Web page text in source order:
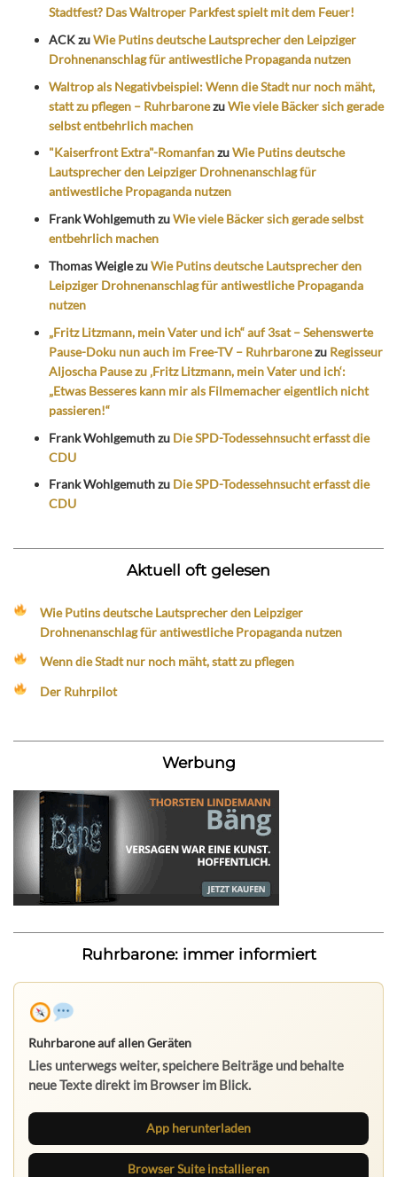
Stadtfest? Das Waltroper Parkfest spielt mit dem Feuer!
ACKzuWie Putins deutsche Lautsprecher den Leipziger
Drohnenanschlag für antiwestliche Propaganda nutzen
Waltrop als Negativbeispiel: Wenn die Stadt nur noch mäht,
statt zu pflegen – RuhrbaronezuWie viele Bäcker sich gerade
selbst entbehrlich machen
"Kaiserfront Extra"-RomanfanzuWie Putins deutsche
Lautsprecher den Leipziger Drohnenanschlag für
antiwestliche Propaganda nutzen
Frank WohlgemuthzuWie viele Bäcker sich gerade selbst
entbehrlich machen
Thomas WeiglezuWie Putins deutsche Lautsprecher den
Leipziger Drohnenanschlag für antiwestliche Propaganda
nutzen
„Fritz Litzmann, mein Vater und ich“ auf 3sat – Sehenswerte
Pause-Doku nun auch im Free-TV – Ruhrbaronezu Regisseur
Aljoscha Pause zu ‚Fritz Litzmann, mein Vater und ich‘:
„Etwas Besseres kann mir als Filmemacher eigentlich nicht
passieren!“
Frank Wohlgemuthzu Die SPD-Todessehnsucht erfasst die
CDU
Frank Wohlgemuthzu Die SPD-Todessehnsucht erfasst die
CDU
Aktuell oft gelesen
Wie Putins deutsche Lautsprecher den Leipziger
Drohnenanschlag für antiwestliche Propaganda nutzen
Wenn die Stadt nur noch mäht, statt zu pflegen
Der Ruhrpilot
Werbung
Ruhrbarone: immer informiert
Ruhrbarone auf allen Geräten
Lies unterwegs weiter, speichere Beiträge und behalte
neue Texte direkt im Browser im Blick.
App herunterladen
Browser Suite installieren